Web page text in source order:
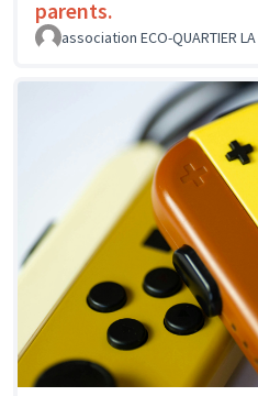
parents.
association ECO-QUARTIER LA